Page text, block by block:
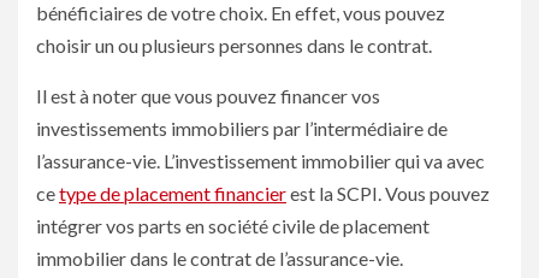
bénéficiaires de votre choix. En effet, vous pouvez
choisir un ou plusieurs personnes dans le contrat.
Il est à noter que vous pouvez financer vos
investissements immobiliers par l’intermédiaire de
l’assurance-vie. L’investissement immobilier qui va avec
cetype de placement financierest la SCPI. Vous pouvez
intégrer vos parts en société civile de placement
immobilier dans le contrat de l’assurance-vie.